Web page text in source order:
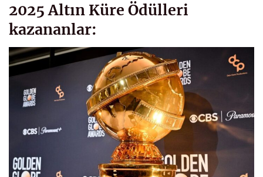
2025 Altın Küre Ödülleri
kazananlar: